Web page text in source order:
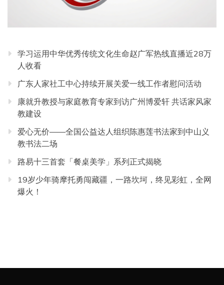
学习运用中华优秀传统文化生命赵广军热线直播近28万
人收看
广东人家社工中心持续开展关爱一线工作者慰问活动
康就升教授与家庭教育专家到访广州博爱轩 共话家风家
教建设
爱心无价——全国公益达人组织陈惠莲书法家到中山义
教书法二场
路易十三首套「餐桌美学」系列正式揭晓
19岁少年骑摩托勇闯藏疆，一路坎坷，终见彩虹，全网
爆火！